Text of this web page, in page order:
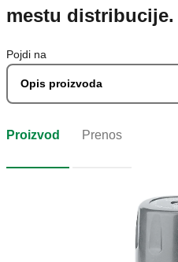
mestu distribucije.
Pojdi na
Opis proizvoda
Proizvod Prenos